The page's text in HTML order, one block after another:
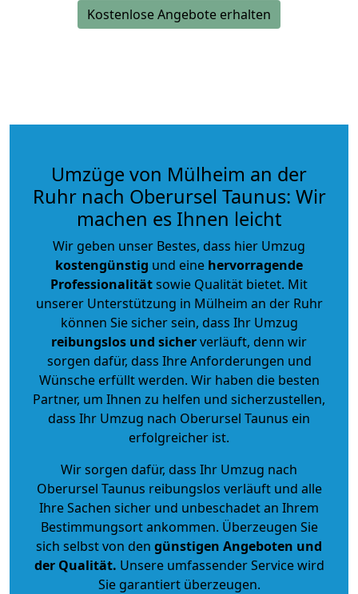
Kostenlose Angebote erhalten
Umzüge von Mülheim an der
Ruhr nach Oberursel Taunus: Wir
machen es Ihnen leicht
Wir geben unser Bestes, dass hier Umzug
kostengünstig und eine hervorragende
Professionalitätsowie Qualität bietet. Mit
unserer Unterstützung in Mülheim an der Ruhr
können Sie sicher sein, dass Ihr Umzug
reibungslos und sicherverläuft, denn wir
sorgen dafür, dass Ihre Anforderungen und
Wünsche erfüllt werden. Wir haben die besten
Partner, um Ihnen zu helfen und sicherzustellen,
dass Ihr Umzug nach Oberursel Taunus ein
erfolgreicher ist.
Wir sorgen dafür, dass Ihr Umzug nach
Oberursel Taunus reibungslos verläuft und alle
Ihre Sachen sicher und unbeschadet an Ihrem
Bestimmungsort ankommen. Überzeugen Sie
sich selbst von den günstigen Angeboten und
der Qualität. Unsere umfassender Service wird
Sie garantiert überzeugen.